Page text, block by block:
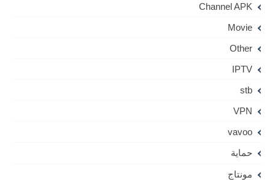
Channel APK
Movie
Other
IPTV
stb
VPN
vavoo
حماية
مونتاج